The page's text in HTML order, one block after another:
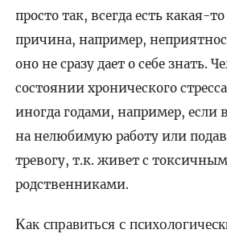
просто так, всегда есть какая-
причина, например,
оно не сразу дает о себе знать.
состоянии хронического
иногда годами, например, если
на нелюбимую работу или
тревогу, т.к. живет с
родственниками.
Как справиться с